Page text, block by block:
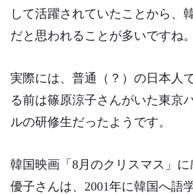
して活躍されていたことから、
だと思われることが多いですね。
実際には、普通（？）の日本人
る前は篠原涼子さんがいた東京
ルの研修生だったようです。
韓国映画「8月のクリスマス」
優子さんは、2001年に韓国へ語